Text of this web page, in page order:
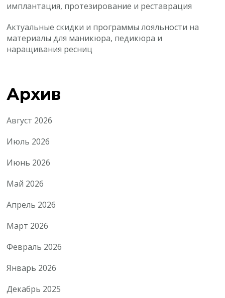
имплантация, протезирование и реставрация
Актуальные скидки и программы лояльности на
материалы для маникюра, педикюра и
наращивания ресниц
Архив
Август 2026
Июль 2026
Июнь 2026
Май 2026
Апрель 2026
Март 2026
Февраль 2026
Январь 2026
Декабрь 2025